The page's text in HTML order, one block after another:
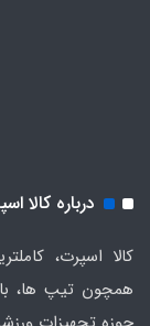
درباره کالا
کالا اسپرت،
همچون تیپ ها،